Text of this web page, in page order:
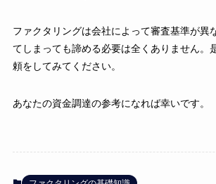
ファクタリングは会社によって審査基準が異
てしまっても諦める必要は全くありません。
頼をしてみてください。
あなたの資金調達の参考になれば幸いです。